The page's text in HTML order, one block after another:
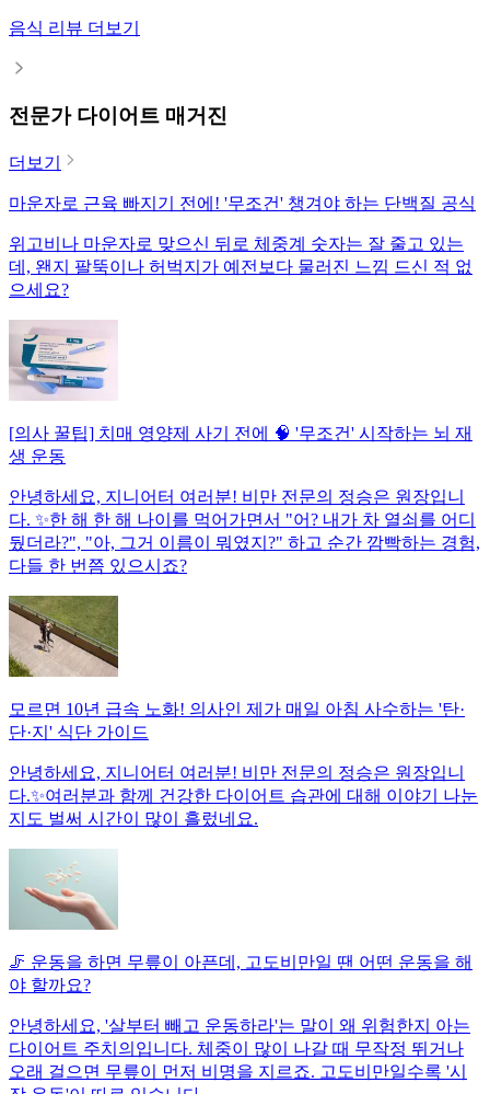
음식 리뷰 더보기
전문가 다이어트 매거진
더보기
마운자로 근육 빠지기 전에! '무조건' 챙겨야 하는 단백질 공식
위고비나 마운자로 맞으신 뒤로 체중계 숫자는 잘 줄고 있는
데, 왠지 팔뚝이나 허벅지가 예전보다 물러진 느낌 드신 적 없
으세요?
[의사 꿀팁] 치매 영양제 사기 전에 🧠 '무조건' 시작하는 뇌 재
생 운동
안녕하세요, 지니어터 여러분! 비만 전문의 정승은 원장입니
다. ✨한 해 한 해 나이를 먹어가면서 "어? 내가 차 열쇠를 어디
뒀더라?", "아, 그거 이름이 뭐였지?" 하고 순간 깜빡하는 경험,
다들 한 번쯤 있으시죠?
모르면 10년 급속 노화! 의사인 제가 매일 아침 사수하는 '탄·
단·지' 식단 가이드
안녕하세요, 지니어터 여러분! 비만 전문의 정승은 원장입니
다.✨여러분과 함께 건강한 다이어트 습관에 대해 이야기 나눈
지도 벌써 시간이 많이 흘렀네요.
🦵 운동을 하면 무릎이 아픈데, 고도비만일 땐 어떤 운동을 해
야 할까요?
안녕하세요, '살부터 빼고 운동하라'는 말이 왜 위험한지 아는
다이어트 주치의입니다. 체중이 많이 나갈 때 무작정 뛰거나
오래 걸으면 무릎이 먼저 비명을 지르죠. 고도비만일수록 '시